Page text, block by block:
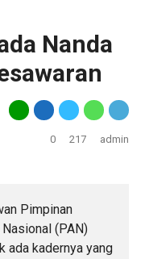
Nanda
0 217 admin
Pimpinan
(PAN)
ada kadernya yang